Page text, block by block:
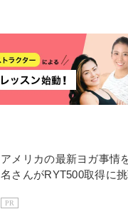
アメリカの最新ヨガ事情
名さんがRYT500取得に
PR